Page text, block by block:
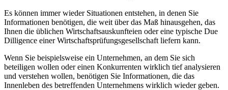
Es können immer wieder Situationen entstehen, in denen Sie
Informationen benötigen, die weit über das Maß hinausgehen, das
Ihnen die üblichen Wirtschaftsauskunfteien oder eine typische Due
Dilligence einer Wirtschaftsprüfungsgesellschaft liefern kann.
Wenn Sie beispielsweise ein Unternehmen, an dem Sie sich
beteiligen wollen oder einen Konkurrenten wirklich tief analysieren
und verstehen wollen, benötigen Sie Informationen, die das
Innenleben des betreffenden Unternehmens wirklich wieder geben.